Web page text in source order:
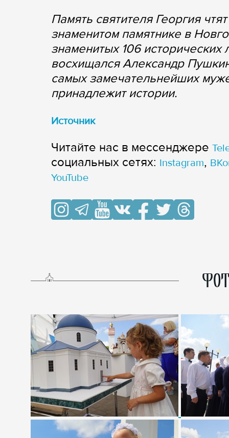
Память святителя Георгия
знаменитом памятнике в
знаменитых 106
восхищался Александр
самых замечательнейших
принадлежит истории.
Источник
Читайте нас в мессенджере
cоциальных сетях: Instagram,
YouTube